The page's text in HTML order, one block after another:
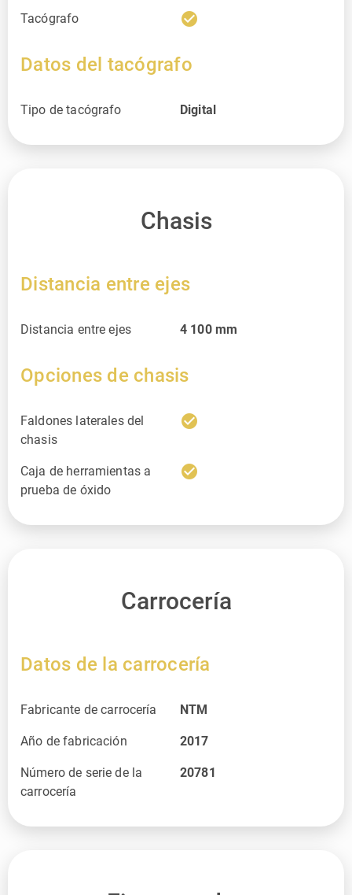
Tacógrafo check_circle
Datos del tacógrafo
Tipo de tacógrafo Digital
Chasis
Distancia entre ejes
Distancia entre ejes 4 100 mm
Opciones de chasis
Faldones laterales del
chasis
check_circle
Caja de herramientas a
prueba de óxido
check_circle
Carrocería
Datos de la carrocería
Fabricante de carrocería NTM
Año de fabricación 2017
Número de serie de la
carrocería
20781